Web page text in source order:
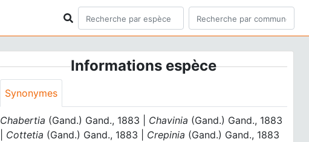
Informations espèce
Synonymes
Chabertia (Gand.) Gand., 1883 | Chavinia (Gand.) Gand., 1883
Cottetia (Gand.) Gand., 1883 | Crepinia (Gand.) Gand., 1883